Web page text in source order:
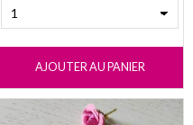
AJOUTER AU PANIER